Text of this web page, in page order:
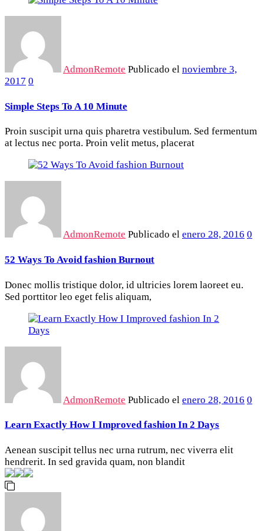
AdmonRemote Publicado el noviembre 3,
2017 0
Simple Steps To A 10 Minute
Proin suscipit urna quis pharetra vestibulum. Sed fermentum
at lectus nec porta. Proin velit metus, placerat
AdmonRemote Publicado el enero 28, 2016 0
52 Ways To Avoid fashion Burnout
Donec mollis tristique dolor, id ultricies lorem laoreet eu.
Sed porttitor leo eget felis aliquam,
AdmonRemote Publicado el enero 28, 2016 0
Learn Exactly How I Improved fashion In 2 Days
Aenean suscipit tellus nec urna rutrum, nec viverra elit
hendrerit. In sed gravida quam, non blandit